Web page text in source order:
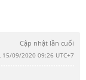
Cập nhật lần cuối
15/09/2020 09:26 UTC+7